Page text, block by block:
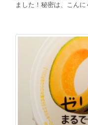
ました！秘密は、こんに